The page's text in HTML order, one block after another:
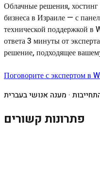
Облачные решения,
бизнеса в Израиле — с
технической поддержкой
ответа 3 минуты от
решение, подходящее
Поговорите с экспертом в
· מענה אנושי בעברית
פתרונות קשורים